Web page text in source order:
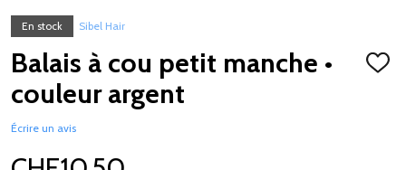
En stock Sibel Hair
Balais à cou petit manche •
couleur argent
Écrire un avis